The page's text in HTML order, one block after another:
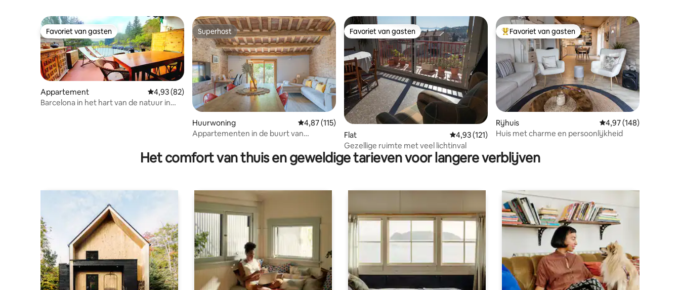
Favoriet van gasten
Favoriet van gasten
Appartement Gemiddelde beoordeling van 4,93 op 5, 82 recensies
4,93 (82)
Barcelona in het hart van de natuur in
Superhost
Superhost
Huurwoning Gemiddelde beoordeling van 4,87 op 5, 115 recensies
4,87 (115)
Appartementen in de buurt van
Favoriet van gasten
Favoriet van gasten
Flat Gemiddelde beoordeling van 4,93 op 5, 121 recensies
4,93 (121)
Gezellige ruimte met veel lichtinval
Topfavoriet van gasten
Favoriet van gasten
Rijhuis Gemiddelde
4,97 (148)
Huis met charme en persoonlijkheid
Het comfort van thuis en geweldige tarieven voor langere verblijven